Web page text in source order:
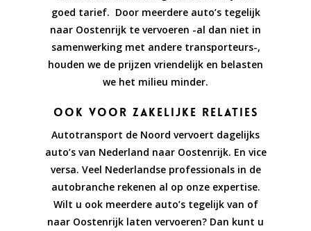
goed tarief. Door meerdere auto’s tegelijk
naar Oostenrijk te vervoeren -al dan niet in
samenwerking met andere transporteurs-,
houden we de prijzen vriendelijk en belasten
we het milieu minder.
Ook voor zakelijke relaties
Autotransport de Noord vervoert dagelijks
auto’s van Nederland naar Oostenrijk. En vice
versa. Veel Nederlandse professionals in de
autobranche rekenen al op onze expertise.
Wilt u ook meerdere auto’s tegelijk van of
naar Oostenrijk laten vervoeren? Dan kunt u